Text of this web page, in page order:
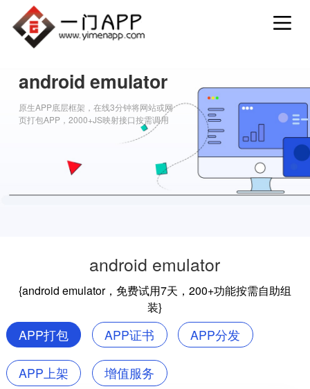
android emulator
原生APP底层框架，在线3分钟将网站或网
页打包APP，2000+JS映射接口按需调用
android emulator
{android emulator，免费试用7天，200+功能按需自助组
装}
APP打包 APP证书 APP分发
APP上架 增值服务